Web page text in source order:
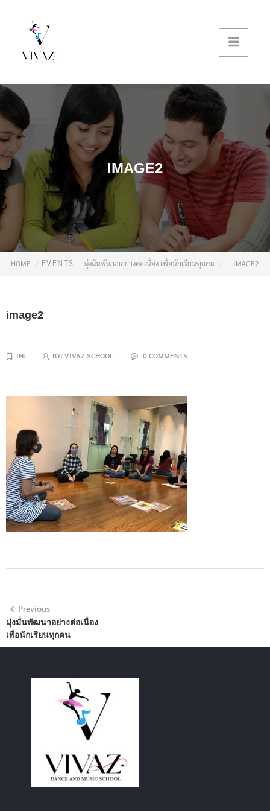
IMAGE2
HOME EVENTS มุ่งมั่นพัฒนาอย่างต่อเนื่อง เพื่อนักเรียนทุกคน IMAGE2
image2
IN: BY:VIVAZ SCHOOL 0 COMMENTS
Previous
มุ่งมั่นพัฒนาอย่างต่อเนื่อง
เพื่อนักเรียนทุกคน